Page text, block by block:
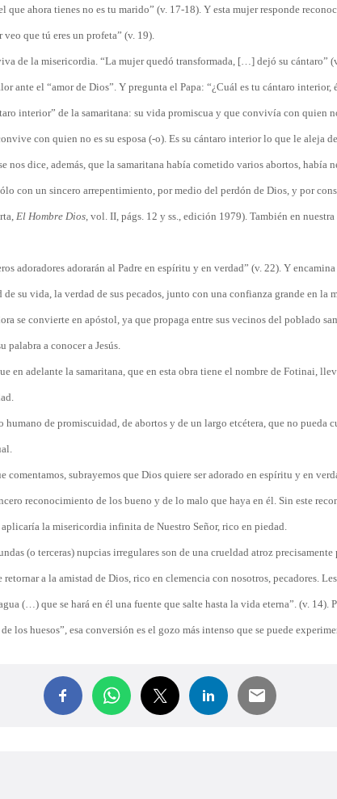
ahora tienes no es tu marido” (v. 17-18). Y esta mujer responde
que tú eres un profeta” (v. 19).
de la misericordia. “La mujer quedó transformada, […] dejó su cántaro”
ante el “amor de Dios”. Y pregunta el Papa: “¿Cuál es tu cántaro interior,
interior” de la samaritana: su vida promiscua y que convivía con quien
con quien no es su esposa (-o). Es su cántaro interior lo que le aleja
dice, además, que la samaritana había cometido varios abortos, había
con un sincero arrepentimiento, por medio del perdón de Dios, y por
El Hombre Dios, vol. II, págs. 12 y ss., edición 1979). También en
adoradores adorarán al Padre en espíritu y en verdad” (v. 22). Y
de su vida, la verdad de sus pecados, junto con una confianza grande en la
se convierte en apóstol, ya que propaga entre sus vecinos del poblado
palabra a conocer a Jesús.
en adelante la samaritana, que en esta obra tiene el nombre de Fotinai,
de promiscuidad, de abortos y de un largo etcétera, que no pueda
comentamos, subrayemos que Dios quiere ser adorado en espíritu y en
reconocimiento de los bueno y de lo malo que haya en él. Sin este
la misericordia infinita de Nuestro Señor, rico en piedad.
(o terceras) nupcias irregulares son de una crueldad atroz precisamente
a la amistad de Dios, rico en clemencia con nosotros, pecadores.
(…) que se hará en él una fuente que salte hasta la vida eterna”. (v. 14).
los huesos”, esa conversión es el gozo más intenso que se puede